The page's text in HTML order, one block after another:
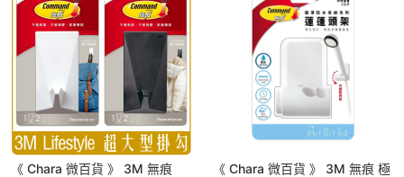
《 Chara 微百貨 》 3M 無痕
《 Chara 微百貨 》 3M 無痕 極